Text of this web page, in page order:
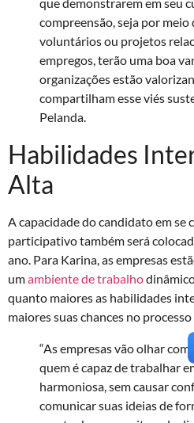
compreensão, seja por
voluntários ou projetos
empregos, terão uma boa
organizações estão
compartilham esse viés
Pelanda.
Habilidades
Alta
A capacidade do candidato em se
participativo também será
ano. Para Karina, as empresas
umambiente de trabalho
quanto maiores as habilidades
maiores suas chances no
“As empresas vão olhar
quem é capaz de trabalhar
harmoniosa, sem causar
comunicar suas ideias de